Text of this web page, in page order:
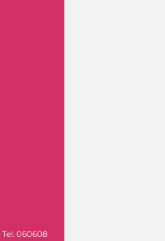
Tel. 060608